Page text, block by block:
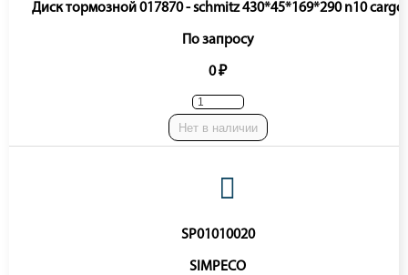
Диск тормозной 017870 - schmitz 430*45*169*290 n10 cargo
По запросу
0 ₽
Нет в наличии
SP01010020
SIMPECO